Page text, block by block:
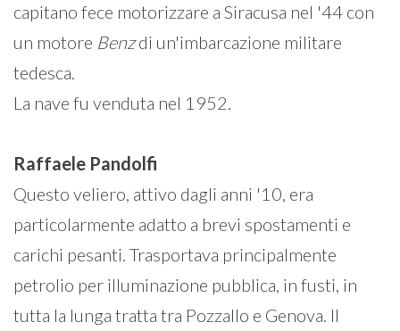
capitano fece motorizzare a Siracusa nel '44 con
un motore Benzdi un'imbarcazione militare
tedesca.
La nave fu venduta nel 1952.
Raffaele Pandolfi
Questo veliero, attivo dagli anni '10, era
particolarmente adatto a brevi spostamenti e
carichi pesanti. Trasportava principalmente
petrolio per illuminazione pubblica, in fusti, in
tutta la lunga tratta tra Pozzallo e Genova. Il